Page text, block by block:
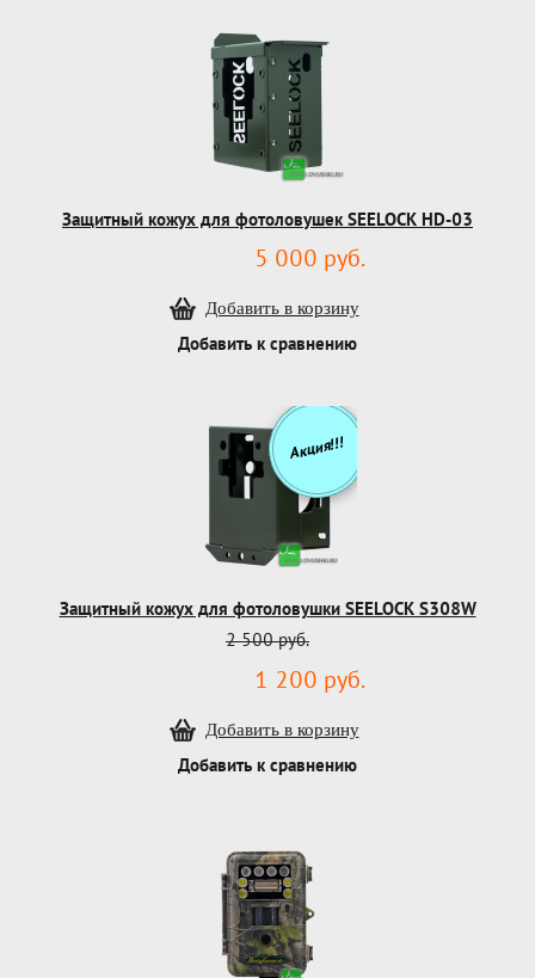
Защитный кожух для фотоловушек SEELOCK HD-03
5 000 руб.
Добавить к сравнению
Акция!!!
Защитный кожух для фотоловушки SEELOCK S308W
2 500 руб.
1 200 руб.
Добавить к сравнению